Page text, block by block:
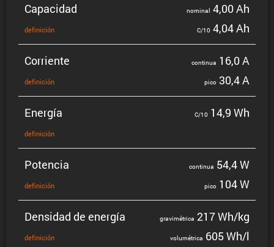
Capacidad
defini­ción
nominal 4,00 Ah
C/10 4,04 Ah
Corriente
defini­ción
continua 16,0 A
pico 30,4 A
Energía
defini­ción
C/10 14,9 Wh
Potencia
defini­ción
continua 54,4 W
pico 104 W
Densidad de energía
defini­ción
gravi­mé­trica 217 Wh/kg
volumé­trica 605 Wh/l